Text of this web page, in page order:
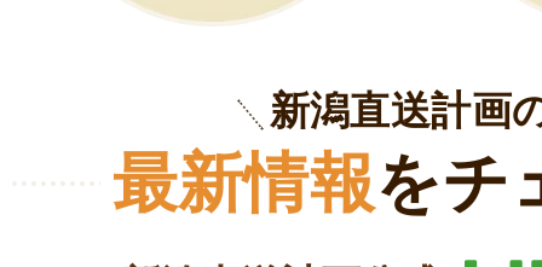
新潟直送計画
最新情報をチ